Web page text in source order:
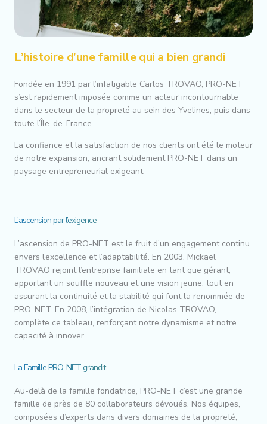
L’histoire d’une famille qui a bien grandi
Fondée en 1991 par l’infatigable Carlos TROVAO, PRO-NET
s’est rapidement imposée comme un acteur incontournable
dans le secteur de la propreté au sein des Yvelines, puis dans
toute l’Île-de-France.
La confiance et la satisfaction de nos clients ont été le moteur
de notre expansion, ancrant solidement PRO-NET dans un
paysage entrepreneurial exigeant.
L’ascension par l’exigence
L’ascension de PRO-NET est le fruit d’un engagement continu
envers l’excellence et l’adaptabilité. En 2003, Mickaël
TROVAO rejoint l’entreprise familiale en tant que gérant,
apportant un souffle nouveau et une vision jeune, tout en
assurant la continuité et la stabilité qui font la renommée de
PRO-NET. En 2008, l’intégration de Nicolas TROVAO,
complète ce tableau, renforçant notre dynamisme et notre
capacité à innover.
La Famille PRO-NET grandit
Au-delà de la famille fondatrice, PRO-NET c’est une grande
famille de près de 80 collaborateurs dévoués. Nos équipes,
composées d’experts dans divers domaines de la propreté,